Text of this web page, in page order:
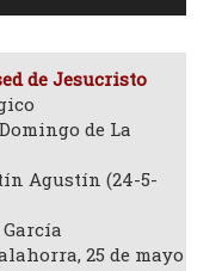
de Jesucristo
de La
Agustín (24-5-
25 de mayo